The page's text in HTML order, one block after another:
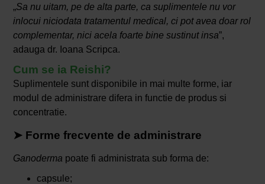
„Sa nu uitam, pe de alta parte, ca suplimentele nu vor
inlocui niciodata tratamentul medical, ci pot avea doar rol
complementar, nici acela foarte bine sustinut insa”,
adauga dr. Ioana Scripca.
Cum se ia Reishi?
Suplimentele sunt disponibile in mai multe forme, iar
modul de administrare difera in functie de produs si
concentratie.
➤ Forme frecvente de administrare
Ganoderma poate fi administrata sub forma de:
capsule;